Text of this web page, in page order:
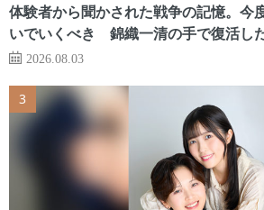
体験者から聞かされた戦争の記憶。今
いでいくべき 錦織一清の手で復活し
2026.08.03